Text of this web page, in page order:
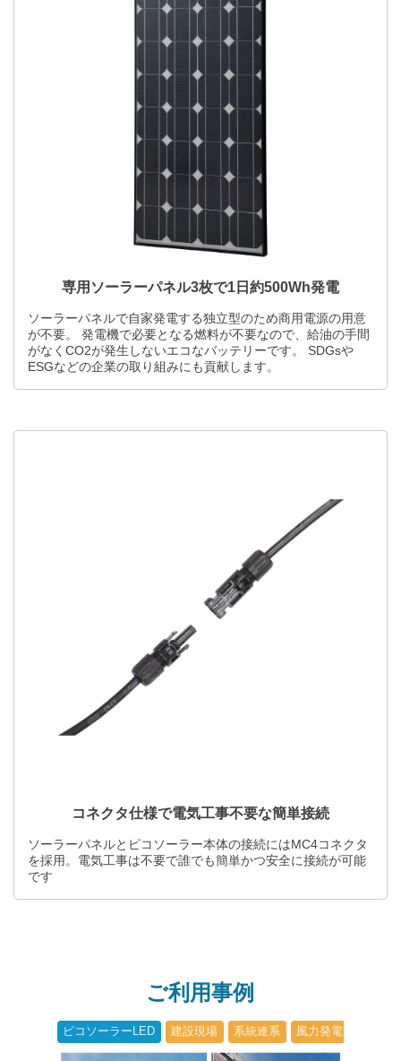
専用ソーラーパネル3枚で1日約500Wh発電
ソーラーパネルで自家発電する独立型のため商用電源の用意
が不要。 発電機で必要となる燃料が不要なので、給油の手間
がなくCO2が発生しないエコなバッテリーです。 SDGsや
ESGなどの企業の取り組みにも貢献します。
コネクタ仕様で電気工事不要な簡単接続
ソーラーパネルとピコソーラー本体の接続にはMC4コネクタ
を採用。電気工事は不要で誰でも簡単かつ安全に接続が可能
です
ご利用事例
ピコソーラーLED 建設現場 系統連系 風力発電